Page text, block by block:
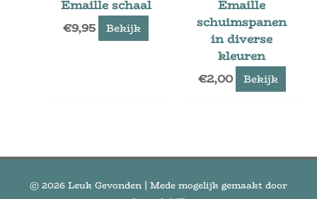
Emaille schaal
€9,95 Bekijk
Emaille
schuimspanen
in diverse
kleuren
€2,00 Bekijk
© 2026 Leuk Gevonden | Mede mogelijk gemaakt door